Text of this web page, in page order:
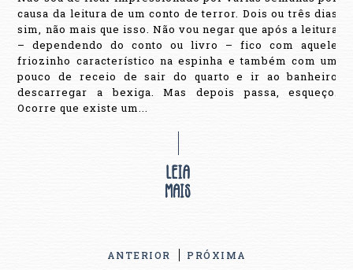
causa da leitura de um conto de terror. Dois ou três dias
sim, não mais que isso. Não vou negar que após a leitura
– dependendo do conto ou livro – fico com aquele
friozinho característico na espinha e também com um
pouco de receio de sair do quarto e ir ao banheiro
descarregar a bexiga. Mas depois passa, esqueço.
Ocorre que existe um...
ANTERIOR PRÓXIMA